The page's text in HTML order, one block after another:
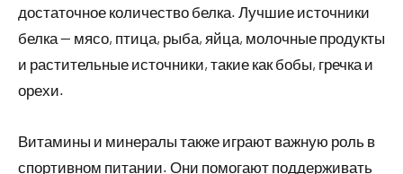
достаточное количество белка. Лучшие источники
белка — мясо, птица, рыба, яйца, молочные продукты
и растительные источники, такие как бобы, гречка и
орехи.
Витамины и минералы также играют важную роль в
спортивном питании. Они помогают поддерживать